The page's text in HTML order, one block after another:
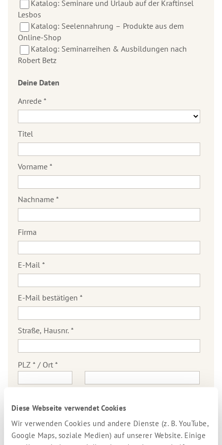
Diese Webseite verwendet Cookies
Wir verwenden Cookies und andere Dienste (z. B. YouTube,
Google Maps, soziale Medien) auf unserer Website. Einige
Einleitung
2025
2024
2023
2022
Archiv
Podcast
von
Robert
Betz
Geistige
Welt
alle
Botschaften
der
2022
2021
2020
Archiv
Betz
den
Medien
Anhören
Interviews
zum
Lesen
Robert
Betz
Artikel
Robert
Betz
Inspirationen
Schlüsseltexte
Geschichten
Gedichte
Katalog: Seminare und Urlaub auf der Kraftinsel
Lesbos
Katalog: Seelennahrung – Produkte aus dem
Online-Shop
Katalog: Seminarreihen & Ausbildungen nach
Robert Betz
Deine Daten
Anrede *
Titel
Vorname *
Nachname *
Firma
E-Mail *
E-Mail bestätigen *
Straße, Hausnr. *
PLZ * / Ort *
Telefon